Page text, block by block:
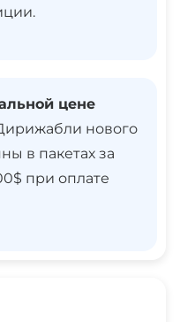
цене
нового
в пакетах за
при оплате